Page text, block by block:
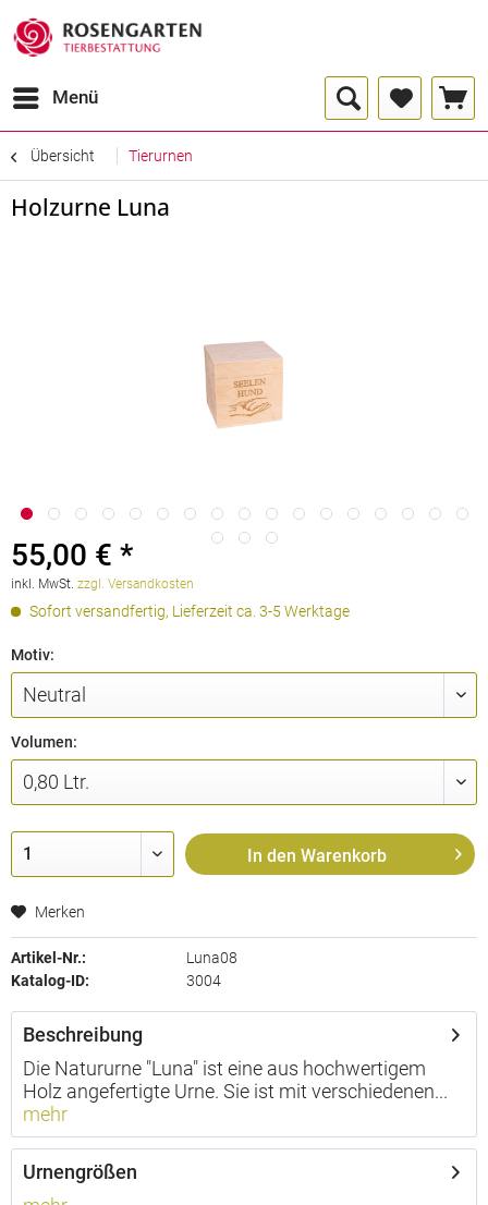
Menü
Übersicht Tierurnen
Holzurne Luna
55,00 € *
inkl. MwSt. zzgl. Versandkosten
Sofort versandfertig, Lieferzeit ca. 3-5 Werktage
Motiv:
Volumen:
In den Warenkorb
Merken
Artikel-Nr.:
Luna08
Katalog-ID:
3004
Beschreibung
Die Natururne "Luna" ist eine aus hochwertigem
Holz angefertigte Urne. Sie ist mit verschiedenen...
mehr
Urnengrößen